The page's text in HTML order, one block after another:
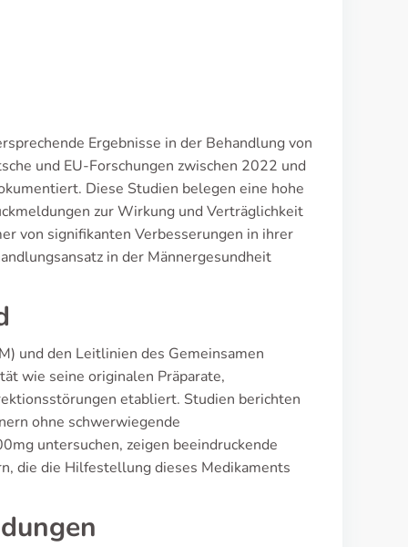
Ergebnisse in der Behandlung von
und EU-Forschungen zwischen 2022 und
Diese Studien belegen eine hohe
zur Wirkung und Verträglichkeit
von signifikanten Verbesserungen in ihrer
in der Männergesundheit
und den Leitlinien des Gemeinsamen
wie seine originalen Präparate,
etabliert. Studien berichten
ohne schwerwiegende
untersuchen, zeigen beeindruckende
die die Hilfestellung dieses Medikaments